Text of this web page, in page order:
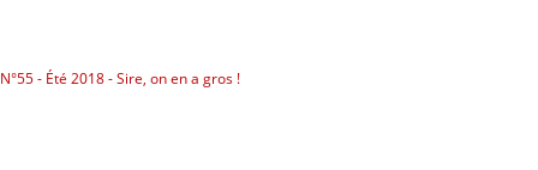
N°55 - Été 2018 - Sire, on en a gros !